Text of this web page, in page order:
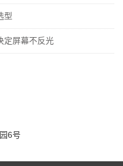
型
定屏幕不反光
6号